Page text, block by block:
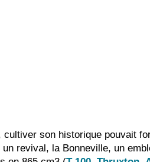
son historique pouvait
revival, la Bonneville, un